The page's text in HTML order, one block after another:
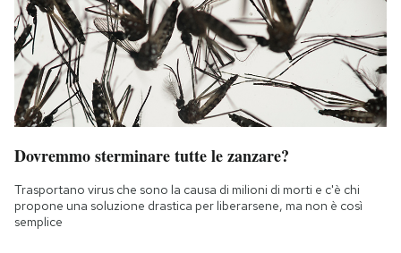
Dovremmo sterminare tutte le zanzare?
Trasportano virus che sono la causa di milioni di morti e c'è chi
propone una soluzione drastica per liberarsene, ma non è così
semplice